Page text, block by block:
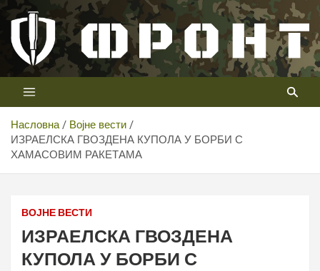
Скип
цонтент
Телевизија ФРОНТ
Први војни канал у Србији
Насловна
Војне вести
ИЗРАЕЛСКА ГВОЗДЕНА КУПОЛА У БОРБИ С
ХАМАСОВИМ РАКЕТАМА
ВОЈНЕ ВЕСТИ
ИЗРАЕЛСКА ГВОЗДЕНА
КУПОЛА У БОРБИ С